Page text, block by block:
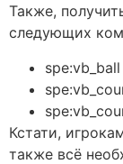
Также,
следующих
spe:vb_ball
Кстати,
также всё